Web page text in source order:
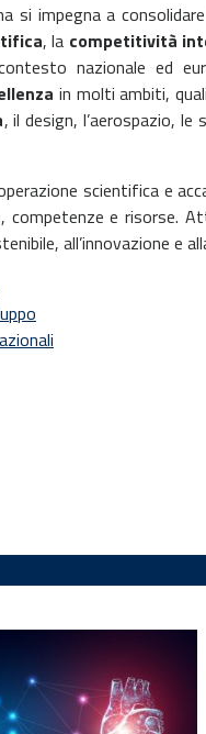
si impegna a
, la competitività
nazionale ed
in molti ambiti,
, il design, l’aerospazio,
scientifica e
competenze e risorse.
all’innovazione e